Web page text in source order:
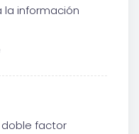
la información
factor